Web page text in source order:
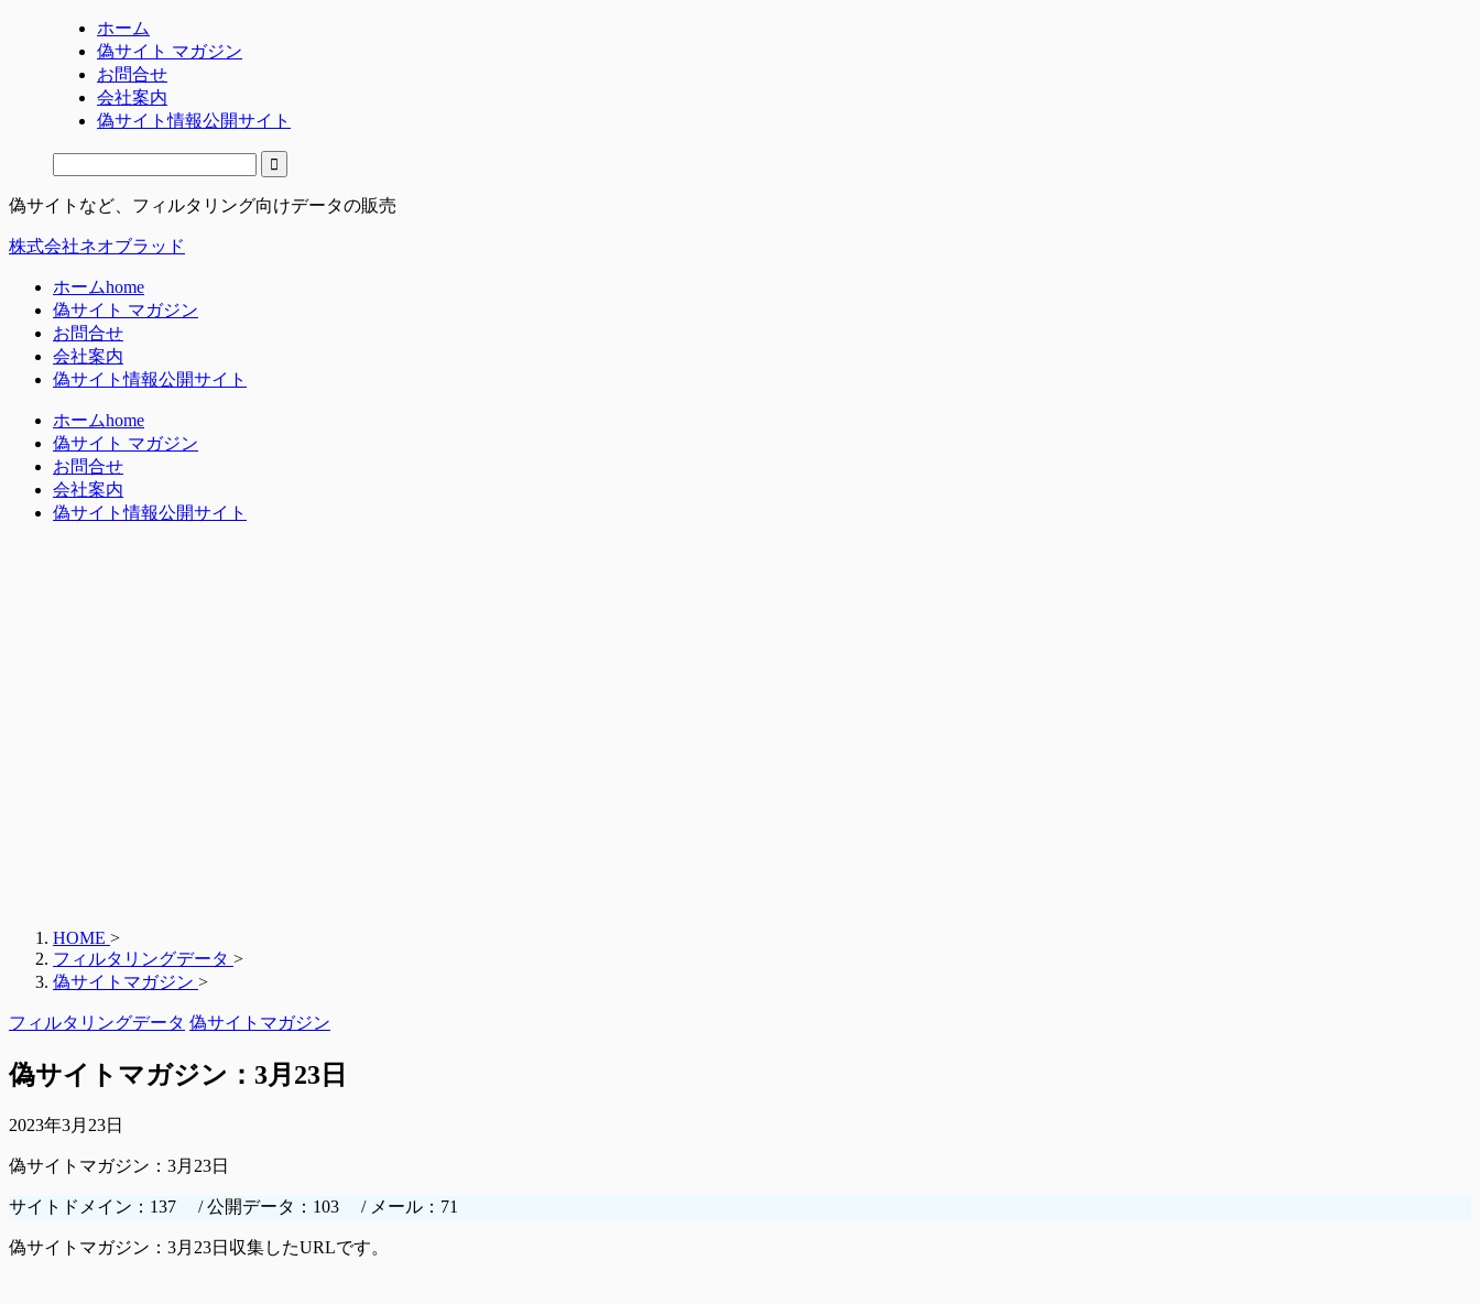
ホーム
偽サイト マガジン
お問合せ
会社案内
偽サイト情報公開サイト
偽サイトなど、フィルタリング向けデータの販売
株式会社ネオブラッド
ホームhome
偽サイト マガジン
お問合せ
会社案内
偽サイト情報公開サイト
ホームhome
偽サイト マガジン
お問合せ
会社案内
偽サイト情報公開サイト
HOME >
フィルタリングデータ >
偽サイトマガジン >
フィルタリングデータ 偽サイトマガジン
偽サイトマガジン：3月23日
2023年3月23日
偽サイトマガジン：3月23日
サイトドメイン：137 / 公開データ：103 / メール：71
偽サイトマガジン：3月23日収集したURLです。